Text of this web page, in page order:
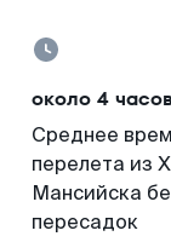
около 4
Среднее
перелета из
Мансийска
пересадок